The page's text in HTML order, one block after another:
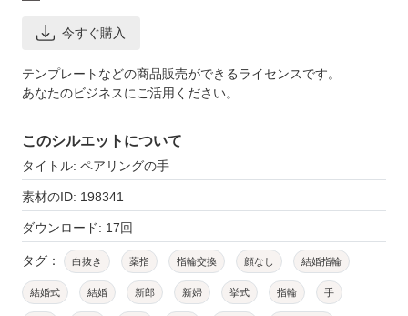
今すぐ購入
テンプレートなどの商品販売ができるライセンスです。
あなたのビジネスにご活用ください。
このシルエットについて
タイトル: ペアリングの手
素材のID: 198341
ダウンロード: 17回
タグ： 白抜き 薬指 指輪交換 顔なし 結婚指輪
結婚式 結婚 新郎 新婦 挙式 指輪 手